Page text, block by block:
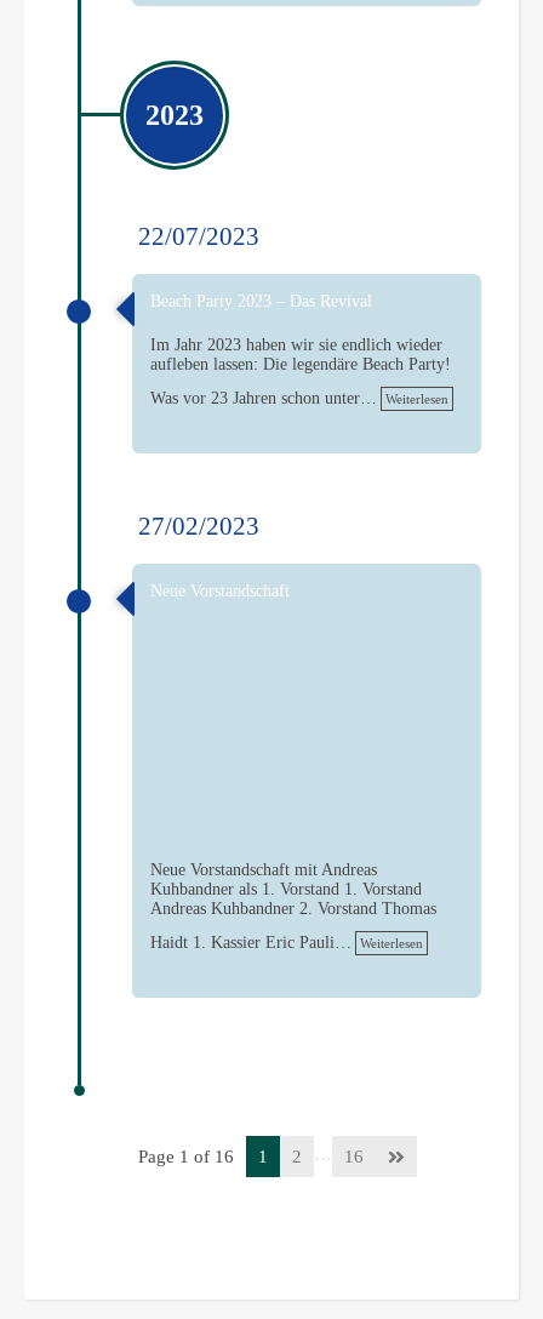
2023
22/07/2023
Beach Party 2023 – Das Revival
Im Jahr 2023 haben wir sie endlich wieder
aufleben lassen: Die legendäre Beach Party!
Was vor 23 Jahren schon unter…
Weiterlesen
27/02/2023
Neue Vorstandschaft
Neue Vorstandschaft mit Andreas
Kuhbandner als 1. Vorstand 1. Vorstand
Andreas Kuhbandner 2. Vorstand Thomas
Haidt 1. Kassier Eric Pauli…
Weiterlesen
Page 1 of 16 1 2 … 16